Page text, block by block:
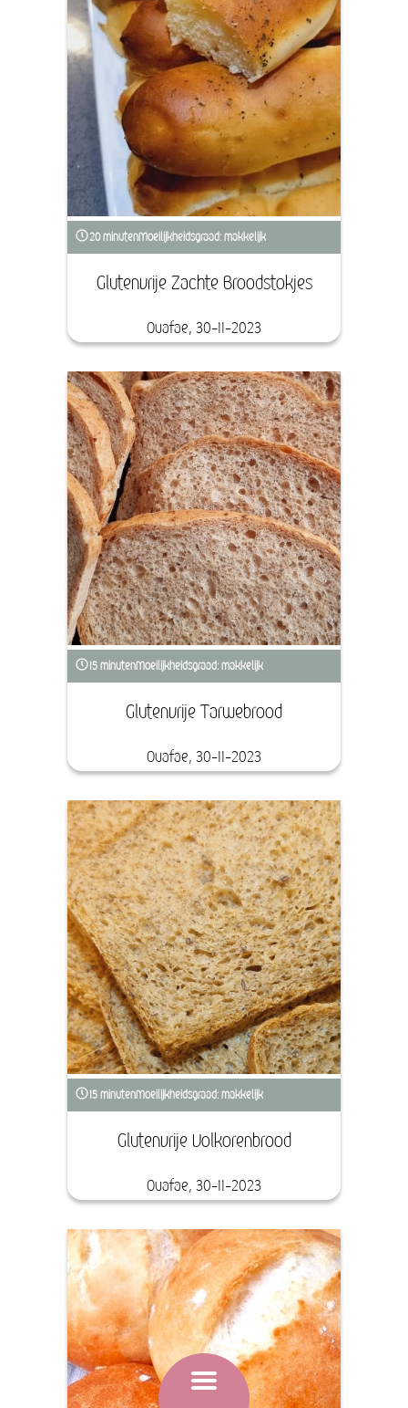
Open
20 minutenMoeilijkheidsgraad: makkelijk
Glutenvrije Zachte Broodstokjes
Ouafae, 30-11-2023
15 minutenMoeilijkheidsgraad: makkelijk
Glutenvrije Tarwebrood
Ouafae, 30-11-2023
15 minutenMoeilijkheidsgraad: makkelijk
Glutenvrije Volkorenbrood
Ouafae, 30-11-2023